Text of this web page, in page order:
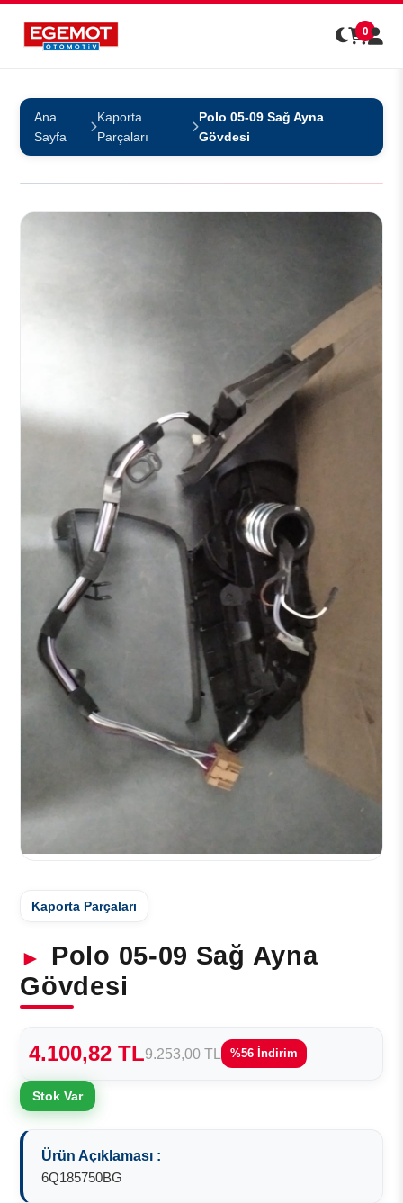
0
Ana
Sayfa
Kaporta
Parçaları
Polo 05-09 Sağ Ayna
Gövdesi
Kaporta Parçaları
Polo 05-09 Sağ Ayna
Gövdesi
4.100,82 TL9.253,00 TL %56 İndirim
Stok Var
Ürün Açıklaması :
6Q185750BG